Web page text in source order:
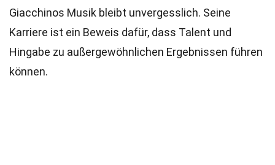
Giacchinos Musik bleibt unvergesslich. Seine
Karriere ist ein Beweis dafür, dass Talent und
Hingabe zu außergewöhnlichen Ergebnissen führen
können.